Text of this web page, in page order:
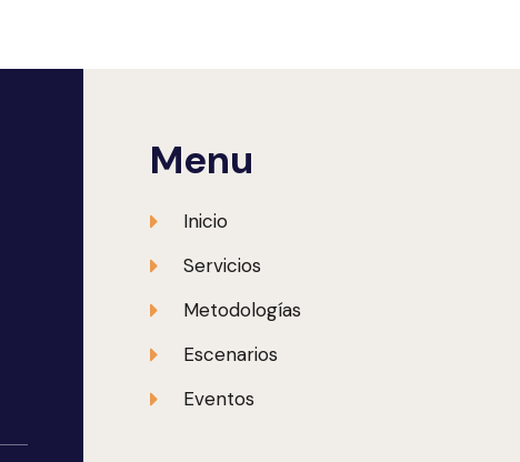
Menu
Inicio
Servicios
Metodologías
Escenarios
Eventos